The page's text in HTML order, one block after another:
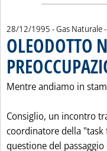
28/12/1995 - Gas Naturale
OLEODOTTO
Mentre andiamo in
Consiglio, un incontro
coordinatore della "task
questione del